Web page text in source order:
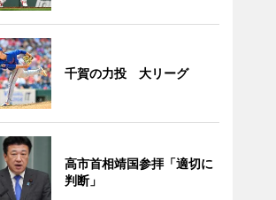
千賀の力投 大リーグ
高市首相靖国参拝「適切に
判断」